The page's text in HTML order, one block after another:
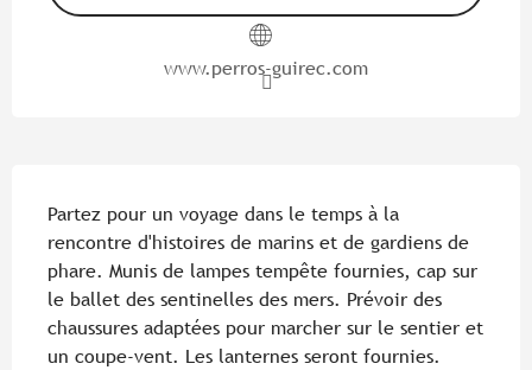
www.perros-guirec.com
Partez pour un voyage dans le temps à la
rencontre d'histoires de marins et de gardiens de
phare. Munis de lampes tempête fournies, cap sur
le ballet des sentinelles des mers. Prévoir des
chaussures adaptées pour marcher sur le sentier et
un coupe-vent. Les lanternes seront fournies.